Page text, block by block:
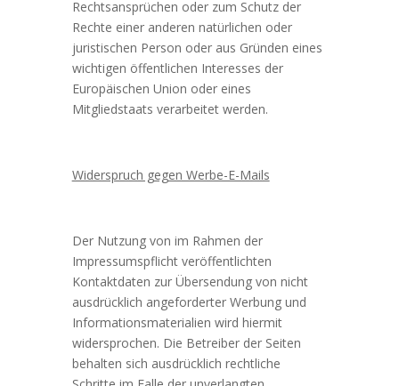
Rechtsansprüchen oder zum Schutz der
Rechte einer anderen natürlichen oder
juristischen Person oder aus Gründen eines
wichtigen öffentlichen Interesses der
Europäischen Union oder eines
Mitgliedstaats verarbeitet werden.
Widerspruch gegen Werbe-E-Mails
Der Nutzung von im Rahmen der
Impressumspflicht veröffentlichten
Kontaktdaten zur Übersendung von nicht
ausdrücklich angeforderter Werbung und
Informationsmaterialien wird hiermit
widersprochen. Die Betreiber der Seiten
behalten sich ausdrücklich rechtliche